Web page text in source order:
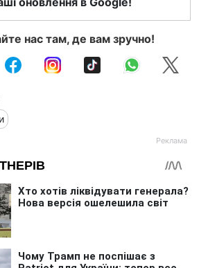
нас там, де вам зручно!